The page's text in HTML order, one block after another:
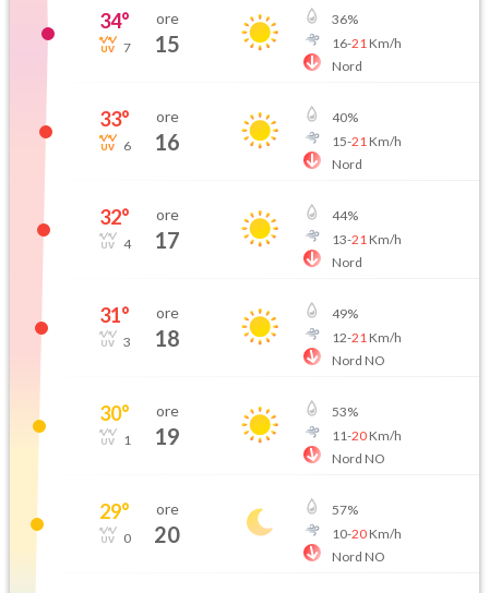
34°
7
ore
15
36%
16-21 Km/h
Nord
33°
6
ore
16
40%
15-21 Km/h
Nord
32°
4
ore
17
44%
13-21 Km/h
Nord
31°
3
ore
18
49%
12-21 Km/h
Nord NO
30°
1
ore
19
53%
11-20Km/h
Nord NO
29°
0
ore
20
57%
10-20Km/h
Nord NO